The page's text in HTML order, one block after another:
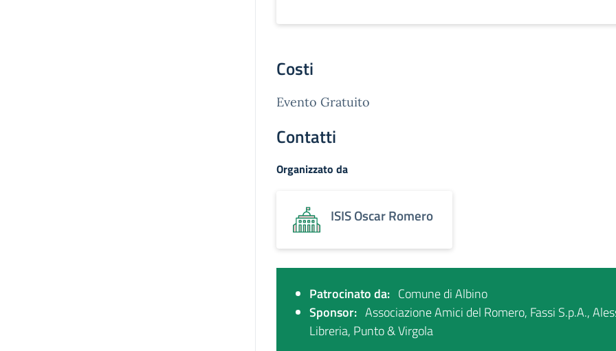
Costi
Evento Gratuito
Contatti
Organizzato da
ISIS Oscar Romero
Patrocinato da: Comune di Albino
Sponsor: Associazione Amici del Romero, Fassi S.p.A.,
Libreria, Punto & Virgola